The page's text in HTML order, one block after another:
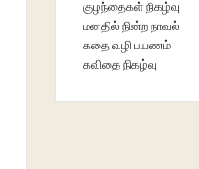
குழந்தைகள் நிகழ்வு
மனதில் நின்ற நாவல்
கதை வழி பயணம்
கவிதை நிகழ்வு